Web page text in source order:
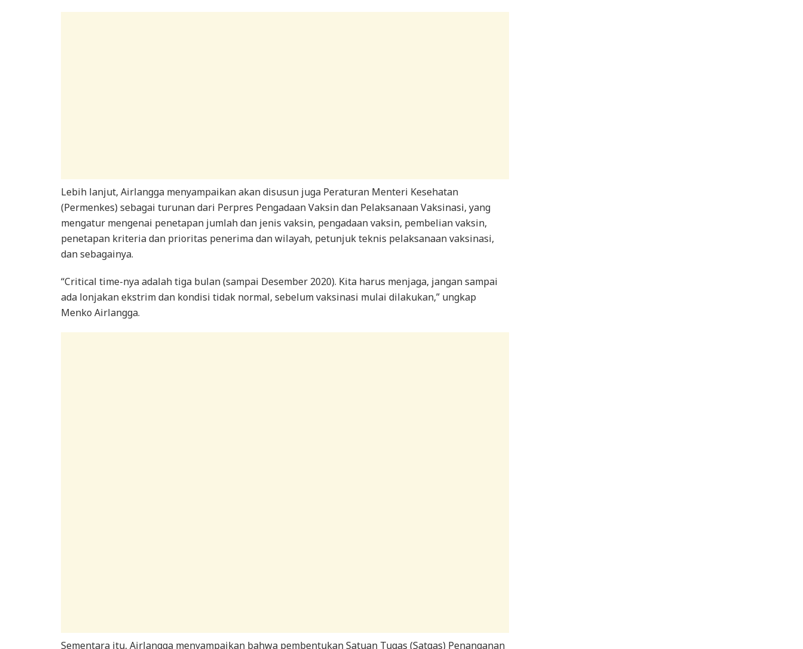
Lebih lanjut, Airlangga menyampaikan akan disusun juga Peraturan Menteri Kesehatan
(Permenkes) sebagai turunan dari Perpres Pengadaan Vaksin dan Pelaksanaan Vaksinasi, yang
mengatur mengenai penetapan jumlah dan jenis vaksin, pengadaan vaksin, pembelian vaksin,
penetapan kriteria dan prioritas penerima dan wilayah, petunjuk teknis pelaksanaan vaksinasi,
dan sebagainya.
“Critical time-nya adalah tiga bulan (sampai Desember 2020). Kita harus menjaga, jangan sampai
ada lonjakan ekstrim dan kondisi tidak normal, sebelum vaksinasi mulai dilakukan,” ungkap
Menko Airlangga.
Sementara itu, Airlangga menyampaikan bahwa pembentukan Satuan Tugas (Satgas) Penanganan